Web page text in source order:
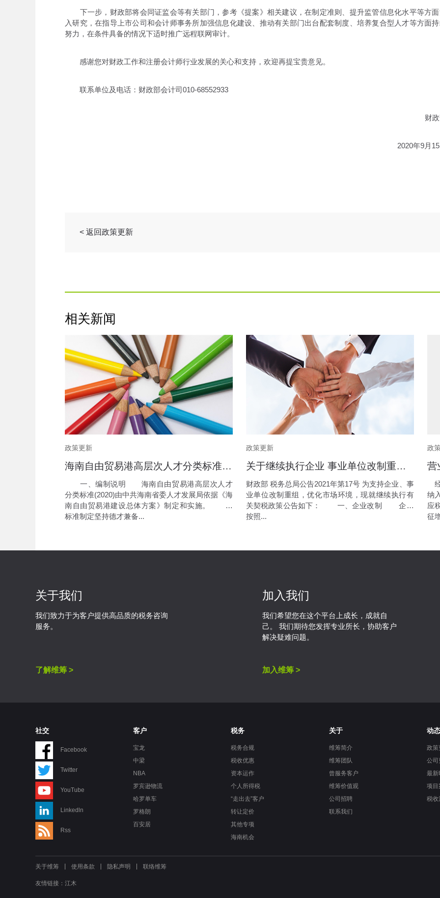
下一步，财政部将会同证监会等有关部门，参考《提案》相关建议，在制定准则、提升监管信息化水平等方
入研究，在指导上市公司和会计师事务所加强信息化建设、推动有关部门出台配套制度、培养复合型人才等方面
努力，在条件具备的情况下适时推广远程联网审计。
感谢您对财政工作和注册会计师行业发展的关心和支持，欢迎再提宝贵意见。
联系单位及电话：财政部会计司010-68552933
财
2020年9月
< 返回政策更新
相关新闻
政策更新
海南自由贸易港高层次人才分类标准(2020)
一、编制说明 海南自由贸易港高层次人才
分类标准(2020)由中共海南省委人才发展局依据《海
南自由贸易港建设总体方案》制定和实施。 本
标准制定坚持德才兼备...
政策更新
关于继续执行企业 事业单位改制重组有关契税政策的公告
财政部 税务总局公告2021年第17号 为支持企业、事
业单位改制重组，优化市场环境，现就继续执行有
关契税政策公告如下： 一、企业改制 企业
按照...
政
纳
应
征
关于我们
我们致力于为客户提供高品质的税务咨询
服务。
了解维筹 >
加入我们
我们希望您在这个平台上成长，成就自
己。 我们期待您发挥专业所长，协助客户
解决疑难问题。
加入维筹 >
社交
Facebook
Twitter
YouTube
Linkedln
Rss
客户
宝龙
中梁
NBA
罗宾逊物流
哈罗单车
罗格朗
百安居
税务
税务合规
税收优惠
资本运作
个人所得税
“走出去”客户
转让定价
其他专项
海南机会
关于
维筹简介
维筹团队
曾服务客户
维筹价值观
公司招聘
联系我们
动态
政策
公司
最新
项目
税收
关于维筹 使用条款 隐私声明 联络维筹
友情链接： 江木